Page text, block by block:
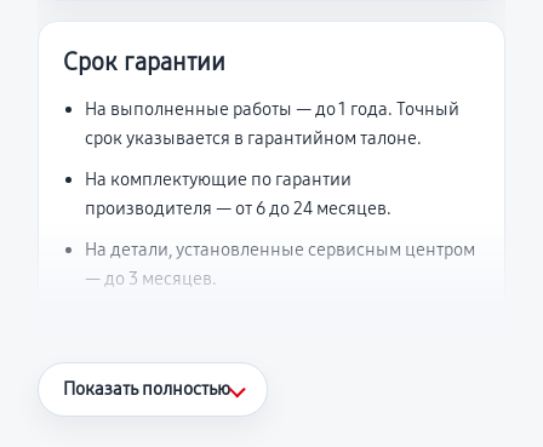
Срок гарантии
На выполненные работы — до 1 года. Точный
срок указывается в гарантийном талоне.
На комплектующие по гарантии
производителя — от 6 до 24 месяцев.
На детали, установленные сервисным центром
— до 3 месяцев.
Что считается гарантийным случаем
Показать полностью